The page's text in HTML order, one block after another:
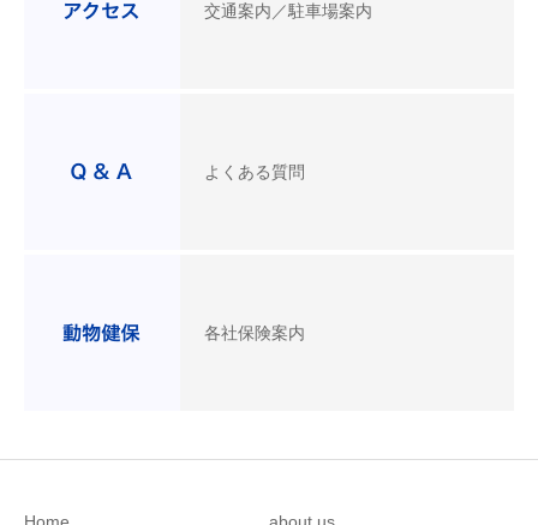
交通案内／駐車場案内
よくある質問
各社保険案内